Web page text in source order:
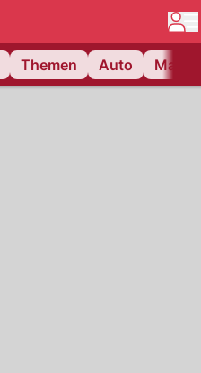
Themen Auto